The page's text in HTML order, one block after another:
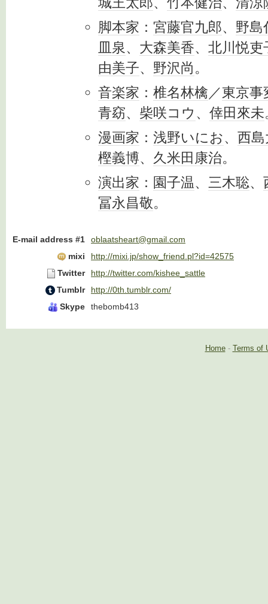
脚本家 ： 宮藤官九郎、 野島
皿泉、 大森美香、 北川悦吏
由美子、 野沢尚。
音楽家 ： 椎名林檎／東京事
青窈、 柴咲コウ 、 倖田來未
漫画家 ： 浅野いにお、 西
樫義博、 久米田康治。
演出家 ： 園子温、 三木聡、
冨永昌敬。
E-mail address #1
oblaatsheart@gmail.com
mixi
http://mixi.jp/show_friend.pl?id=42575
Twitter
http://twitter.com/kishee_sattle
Tumblr
http://0th.tumblr.com/
Skype
thebomb413
Home- Terms of